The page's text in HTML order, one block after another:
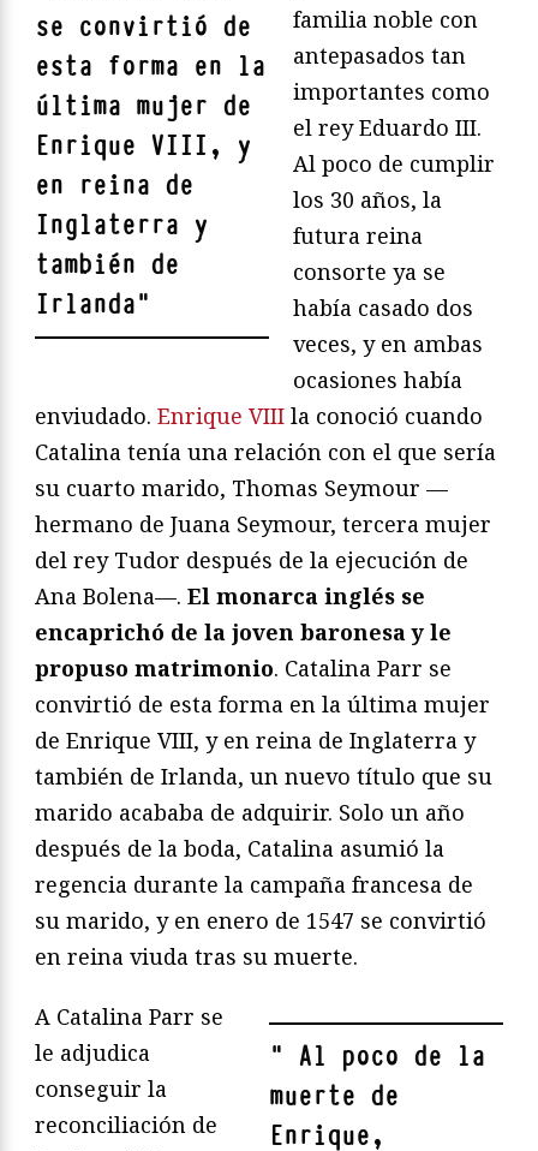
se convirtió de
esta forma en la
última mujer de
Enrique VIII, y
en reina de
Inglaterra y
también de
Irlanda"
familia noble con
antepasados tan
importantes como
el rey Eduardo III.
Al poco de cumplir
los 30 años, la
futura reina
consorte ya se
había casado dos
veces, y en ambas
ocasiones había
enviudado. Enrique VIII la conoció cuando
Catalina tenía una relación con el que sería
su cuarto marido, Thomas Seymour —
hermano de Juana Seymour, tercera mujer
del rey Tudor después de la ejecución de
Ana Bolena—. El monarca inglés se
encaprichó de la joven baronesa y le
propuso matrimonio. Catalina Parr se
convirtió de esta forma en la última mujer
de Enrique VIII, y en reina de Inglaterra y
también de Irlanda, un nuevo título que su
marido acababa de adquirir. Solo un año
después de la boda, Catalina asumió la
regencia durante la campaña francesa de
su marido, y en enero de 1547 se convirtió
en reina viuda tras su muerte.
" Al poco de la
muerte de
Enrique,
A Catalina Parr se
le adjudica
conseguir la
reconciliación de